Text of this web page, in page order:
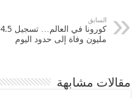
السابق
كورونا في العالم… تسجيل 4.5
مليون وفاة إلى حدود اليوم
مقالات مشابهة